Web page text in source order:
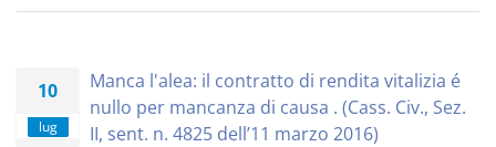
10
lug
Manca l'alea: il contratto di rendita vitalizia é
nullo per mancanza di causa . (Cass. Civ., Sez.
II, sent. n. 4825 dell’11 marzo 2016)